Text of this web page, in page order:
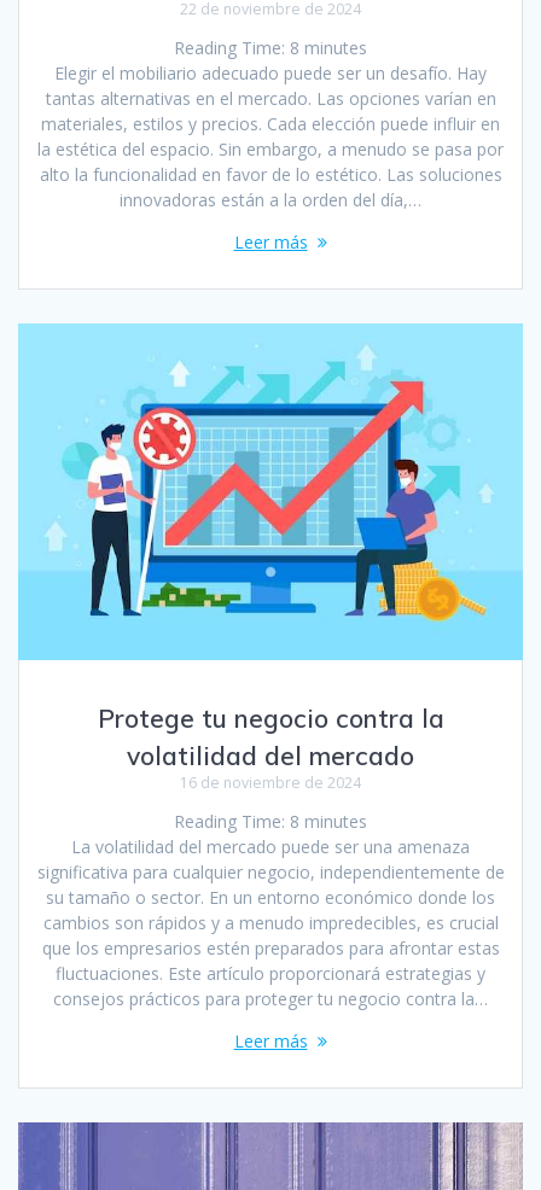
22 de noviembre de 2024
Reading Time: 8 minutes
Elegir el mobiliario adecuado puede ser un desafío. Hay
tantas alternativas en el mercado. Las opciones varían en
materiales, estilos y precios. Cada elección puede influir en
la estética del espacio. Sin embargo, a menudo se pasa por
alto la funcionalidad en favor de lo estético. Las soluciones
innovadoras están a la orden del día,…
Leer más
Protege tu negocio contra la
volatilidad del mercado
16 de noviembre de 2024
Reading Time: 8 minutes
La volatilidad del mercado puede ser una amenaza
significativa para cualquier negocio, independientemente de
su tamaño o sector. En un entorno económico donde los
cambios son rápidos y a menudo impredecibles, es crucial
que los empresarios estén preparados para afrontar estas
fluctuaciones. Este artículo proporcionará estrategias y
consejos prácticos para proteger tu negocio contra la…
Leer más